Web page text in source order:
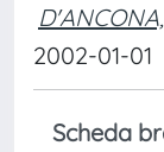
2002-01-01
Scheda